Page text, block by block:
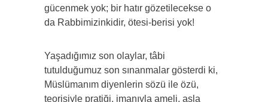
gücenmek yok; bir hatır gözetilecekse o
da Rabbimizinkidir, ötesi-berisi yok!
Yaşadığımız son olaylar, tâbi
tutulduğumuz son sınanmalar gösterdi ki,
Müslümanım diyenlerin sözü ile özü,
teorisiyle pratiği, imanıyla ameli, asla